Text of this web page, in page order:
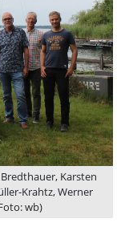
Karsten
Krahtz, Werner
wb)